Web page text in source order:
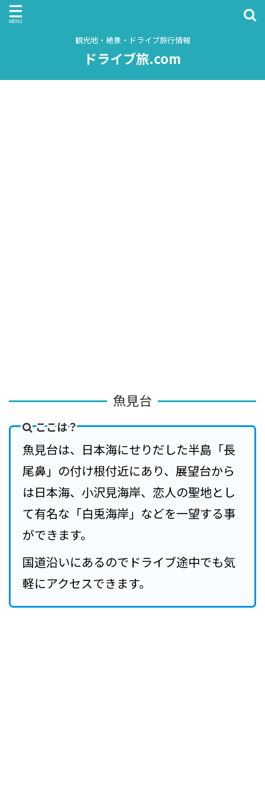
観光地・絶景・ドライブ旅行情報
ドライブ旅.com
魚見台
ここは？
魚見台は、日本海にせりだした半島「長
尾鼻」の付け根付近にあり、展望台から
は日本海、小沢見海岸、恋人の聖地とし
て有名な「白兎海岸」などを一望する事
ができます。
国道沿いにあるのでドライブ途中でも気
軽にアクセスできます。